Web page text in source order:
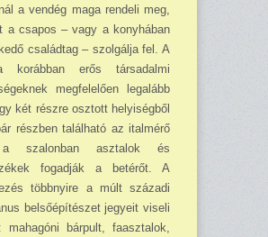
a vendég maga rendeli meg,
a csapos – vagy a konyhában
családtag – szolgálja fel. A
korábban erős társadalmi
megfelelően legalább
két részre osztott helyiségből
részben található az italmérő
szalonban asztalok és
fogadják a betérőt. A
többnyire a múlt századi
belsőépítészet jegyeit viseli
mahagóni bárpult, faasztalok,